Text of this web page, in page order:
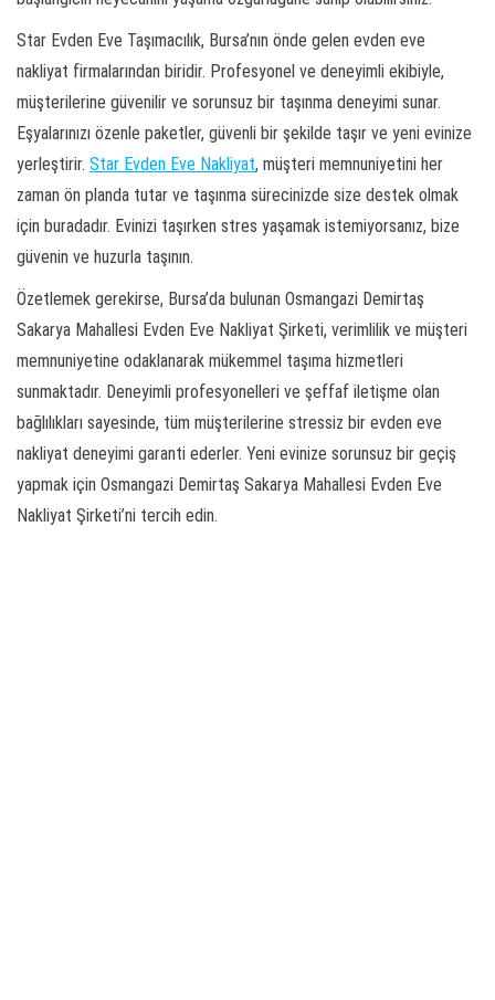
Star Evden Eve Taşımacılık, Bursa’nın önde gelen evden eve
nakliyat firmalarından biridir. Profesyonel ve deneyimli ekibiyle,
müşterilerine güvenilir ve sorunsuz bir taşınma deneyimi sunar.
Eşyalarınızı özenle paketler, güvenli bir şekilde taşır ve yeni evinize
yerleştirir. Star Evden Eve Nakliyat, müşteri memnuniyetini her
zaman ön planda tutar ve taşınma sürecinizde size destek olmak
için buradadır. Evinizi taşırken stres yaşamak istemiyorsanız, bize
güvenin ve huzurla taşının.
Özetlemek gerekirse, Bursa’da bulunan Osmangazi Demirtaş
Sakarya Mahallesi Evden Eve Nakliyat Şirketi, verimlilik ve müşteri
memnuniyetine odaklanarak mükemmel taşıma hizmetleri
sunmaktadır. Deneyimli profesyonelleri ve şeffaf iletişme olan
bağlılıkları sayesinde, tüm müşterilerine stressiz bir evden eve
nakliyat deneyimi garanti ederler. Yeni evinize sorunsuz bir geçiş
yapmak için Osmangazi Demirtaş Sakarya Mahallesi Evden Eve
Nakliyat Şirketi’ni tercih edin.